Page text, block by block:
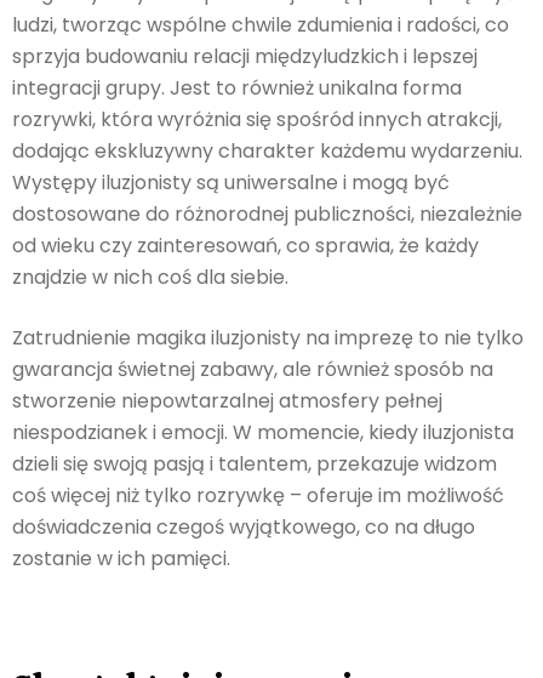
ludzi, tworząc wspólne chwile zdumienia i radości, co
sprzyja budowaniu relacji międzyludzkich i lepszej
integracji grupy. Jest to również unikalna forma
rozrywki, która wyróżnia się spośród innych atrakcji,
dodając ekskluzywny charakter każdemu wydarzeniu.
Występy iluzjonisty są uniwersalne i mogą być
dostosowane do różnorodnej publiczności, niezależnie
od wieku czy zainteresowań, co sprawia, że każdy
znajdzie w nich coś dla siebie.
Zatrudnienie magika iluzjonisty na imprezę to nie tylko
gwarancja świetnej zabawy, ale również sposób na
stworzenie niepowtarzalnej atmosfery pełnej
niespodzianek i emocji. W momencie, kiedy iluzjonista
dzieli się swoją pasją i talentem, przekazuje widzom
coś więcej niż tylko rozrywkę – oferuje im możliwość
doświadczenia czegoś wyjątkowego, co na długo
zostanie w ich pamięci.